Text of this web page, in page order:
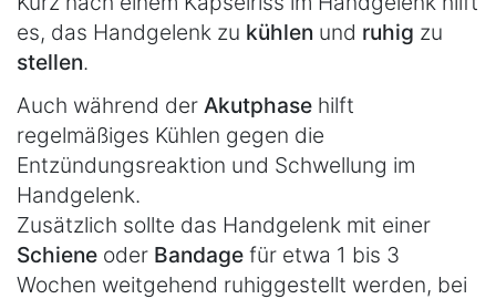
es, das Handgelenk zu kühlen und ruhig zu
stellen.
Auch während der Akutphase hilft
regelmäßiges Kühlen gegen die
Entzündungsreaktion und Schwellung im
Handgelenk.
Zusätzlich sollte das Handgelenk mit einer
Schiene oder Bandage für etwa 1 bis 3
Wochen weitgehend ruhiggestellt werden, bei